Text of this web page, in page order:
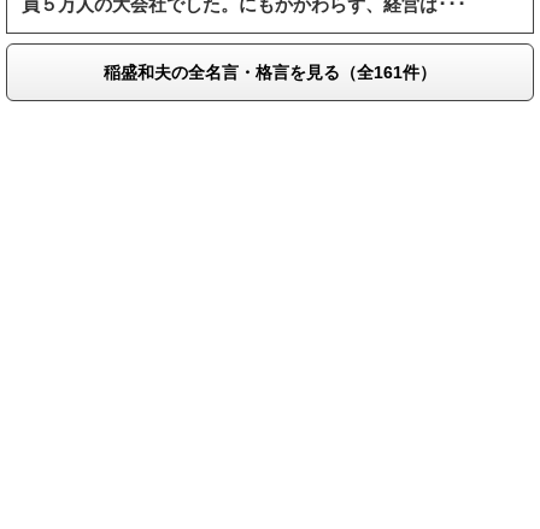
稲盛和夫の全名言・格言を見る（全161件）